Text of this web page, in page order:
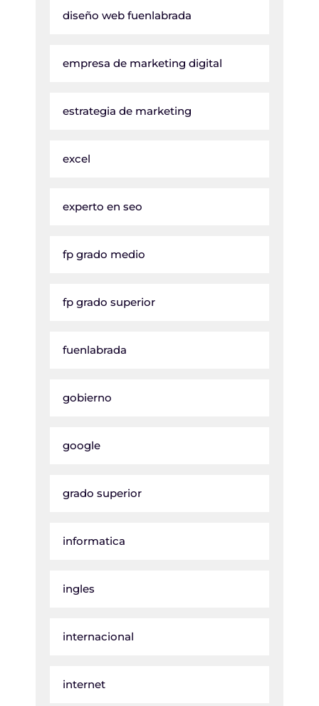
diseño web fuenlabrada
empresa de marketing digital
estrategia de marketing
excel
experto en seo
fp grado medio
fp grado superior
fuenlabrada
gobierno
google
grado superior
informatica
ingles
internacional
internet